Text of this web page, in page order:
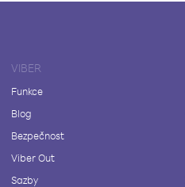
VIBER
Funkce
Blog
Bezpečnost
Viber Out
Sazby